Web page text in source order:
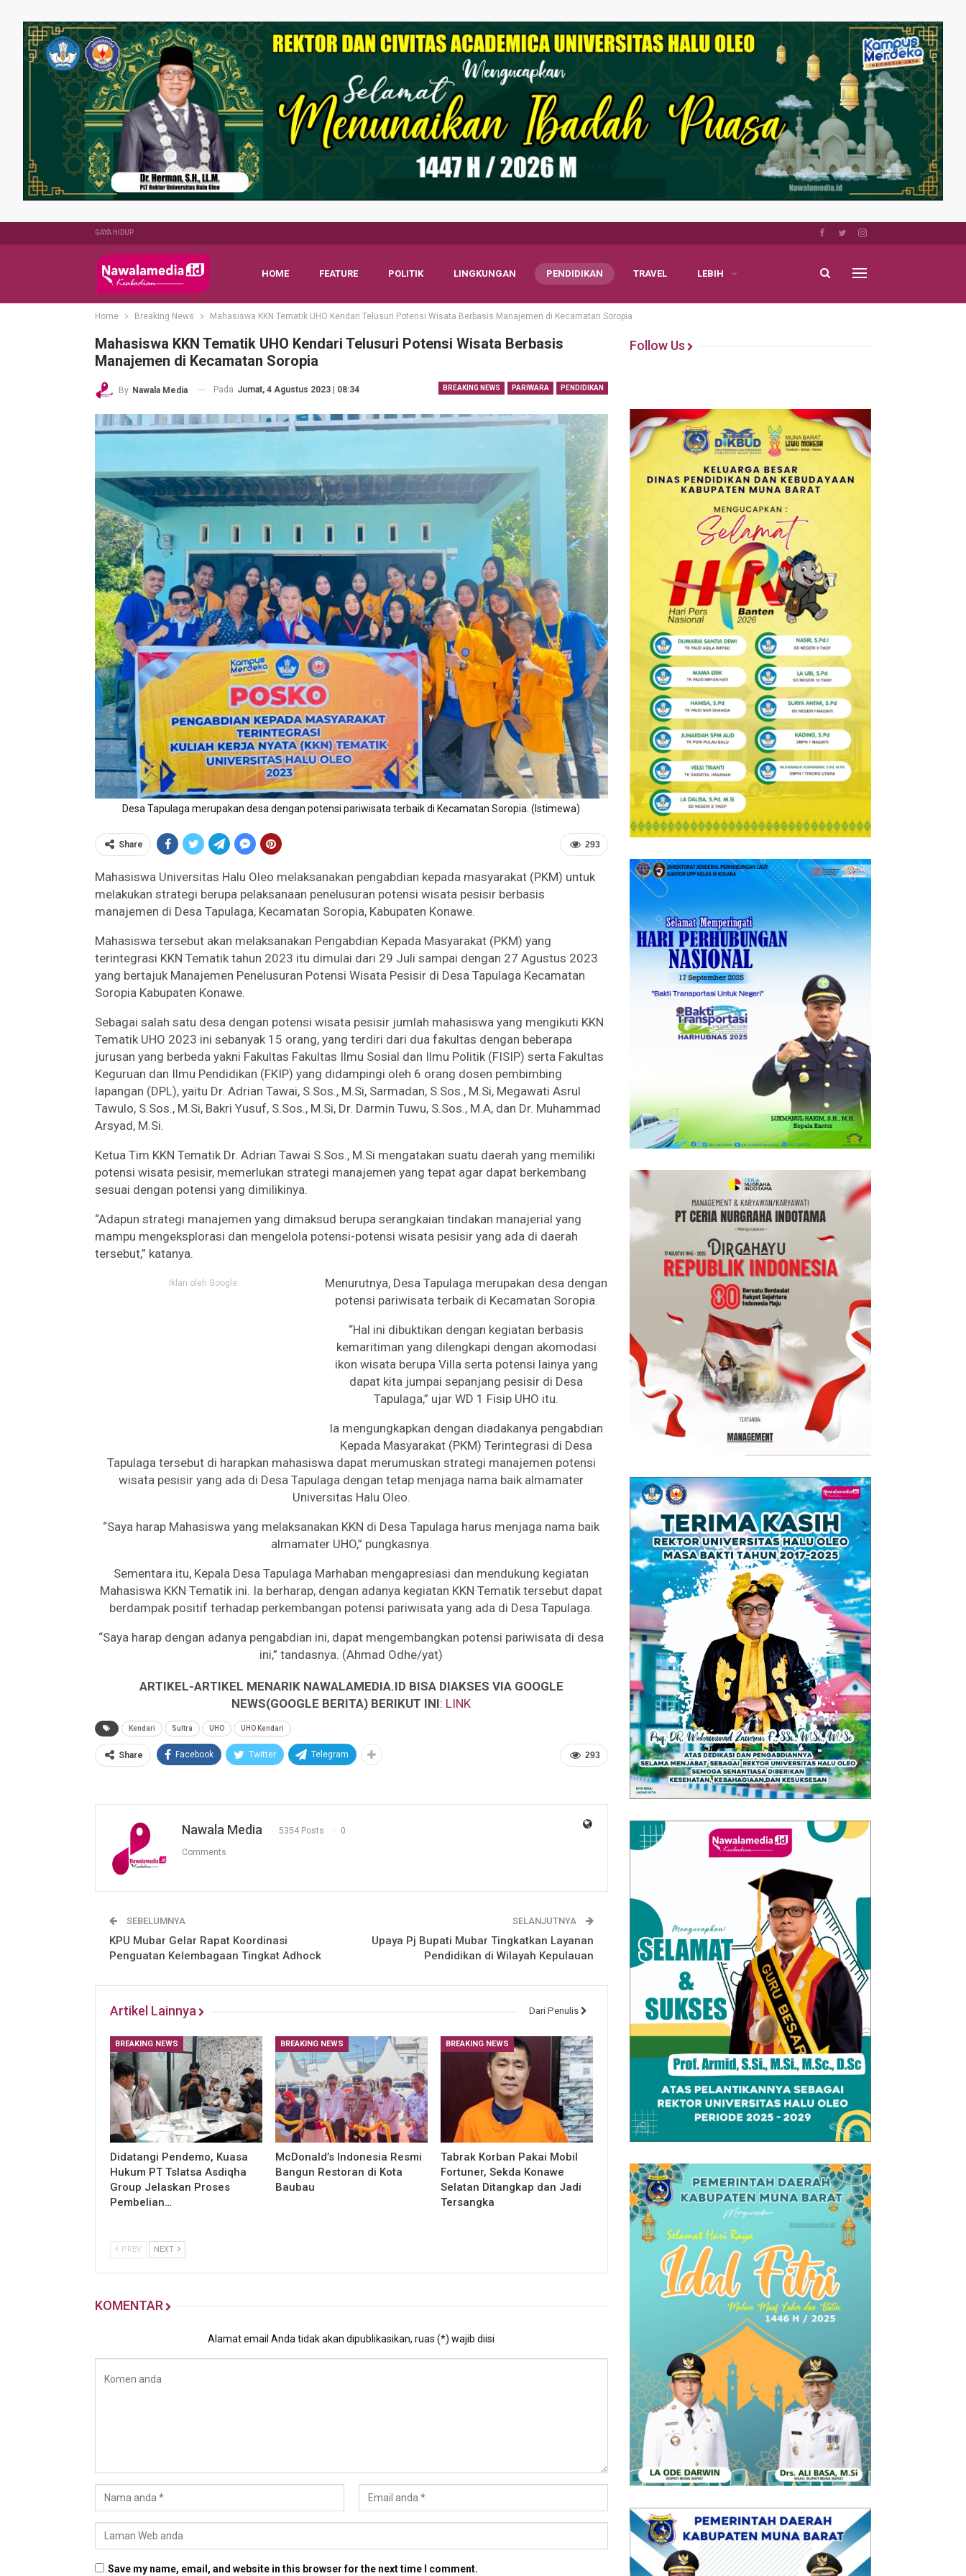
GAYA HIDUP
HOME FEATURE POLITIK LINGKUNGAN PENDIDIKAN TRAVEL LEBIH
Home Breaking News Mahasiswa KKN Tematik UHO Kendari Telusuri Potensi Wisata Berbasis Manajemen di Kecamatan Soropia
Mahasiswa KKN Tematik UHO Kendari Telusuri Potensi Wisata Berbasis
Manajemen di Kecamatan Soropia
BREAKING NEWS PARIWARA PENDIDIKAN
By Nawala Media Pada Jumat, 4 Agustus 2023 | 08:34
Desa Tapulaga merupakan desa dengan potensi pariwisata terbaik di Kecamatan Soropia. (Istimewa)
293
Share
Mahasiswa Universitas Halu Oleo melaksanakan pengabdian kepada masyarakat (PKM) untuk
melakukan strategi berupa pelaksanaan penelusuran potensi wisata pesisir berbasis
manajemen di Desa Tapulaga, Kecamatan Soropia, Kabupaten Konawe.
Mahasiswa tersebut akan melaksanakan Pengabdian Kepada Masyarakat (PKM) yang
terintegrasi KKN Tematik tahun 2023 itu dimulai dari 29 Juli sampai dengan 27 Agustus 2023
yang bertajuk Manajemen Penelusuran Potensi Wisata Pesisir di Desa Tapulaga Kecamatan
Soropia Kabupaten Konawe.
Sebagai salah satu desa dengan potensi wisata pesisir jumlah mahasiswa yang mengikuti KKN
Tematik UHO 2023 ini sebanyak 15 orang, yang terdiri dari dua fakultas dengan beberapa
jurusan yang berbeda yakni Fakultas Fakultas Ilmu Sosial dan Ilmu Politik (FISIP) serta Fakultas
Keguruan dan Ilmu Pendidikan (FKIP) yang didampingi oleh 6 orang dosen pembimbing
lapangan (DPL), yaitu Dr. Adrian Tawai, S.Sos., M.Si, Sarmadan, S.Sos., M.Si, Megawati Asrul
Tawulo, S.Sos., M.Si, Bakri Yusuf, S.Sos., M.Si, Dr. Darmin Tuwu, S.Sos., M.A, dan Dr. Muhammad
Arsyad, M.Si.
Ketua Tim KKN Tematik Dr. Adrian Tawai S.Sos., M.Si mengatakan suatu daerah yang memiliki
potensi wisata pesisir, memerlukan strategi manajemen yang tepat agar dapat berkembang
sesuai dengan potensi yang dimilikinya.
“Adapun strategi manajemen yang dimaksud berupa serangkaian tindakan manajerial yang
mampu mengeksplorasi dan mengelola potensi-potensi wisata pesisir yang ada di daerah
tersebut,” katanya.
Iklan oleh Google
Menurutnya, Desa Tapulaga merupakan desa dengan
potensi pariwisata terbaik di Kecamatan Soropia.
“Hal ini dibuktikan dengan kegiatan berbasis
kemaritiman yang dilengkapi dengan akomodasi
ikon wisata berupa Villa serta potensi lainya yang
dapat kita jumpai sepanjang pesisir di Desa
Tapulaga,” ujar WD 1 Fisip UHO itu.
Ia mengungkapkan dengan diadakanya pengabdian
Kepada Masyarakat (PKM) Terintegrasi di Desa
Tapulaga tersebut di harapkan mahasiswa dapat merumuskan strategi manajemen potensi
wisata pesisir yang ada di Desa Tapulaga dengan tetap menjaga nama baik almamater
Universitas Halu Oleo.
“Saya harap Mahasiswa yang melaksanakan KKN di Desa Tapulaga harus menjaga nama baik
almamater UHO,” pungkasnya.
Sementara itu, Kepala Desa Tapulaga Marhaban mengapresiasi dan mendukung kegiatan
Mahasiswa KKN Tematik ini. Ia berharap, dengan adanya kegiatan KKN Tematik tersebut dapat
berdampak positif terhadap perkembangan potensi pariwisata yang ada di Desa Tapulaga.
“Saya harap dengan adanya pengabdian ini, dapat mengembangkan potensi pariwisata di desa
ini,” tandasnya. (Ahmad Odhe/yat)
ARTIKEL-ARTIKEL MENARIK NAWALAMEDIA.ID BISA DIAKSES VIA GOOGLE
NEWS(GOOGLE BERITA) BERIKUT INI: LINK
Kendari Sultra UHO UHO Kendari
293
Share Facebook Twitter Telegram
Nawala Media 5354 Posts 0
Comments
SEBELUMNYA
KPU Mubar Gelar Rapat Koordinasi
Penguatan Kelembagaan Tingkat Adhock
SELANJUTNYA
Upaya Pj Bupati Mubar Tingkatkan Layanan
Pendidikan di Wilayah Kepulauan
Artikel Lainnya Dari Penulis
BREAKING NEWS
Didatangi Pendemo, Kuasa
Hukum PT Tslatsa Asdiqha
Group Jelaskan Proses
Pembelian…
BREAKING NEWS
McDonald’s Indonesia Resmi
Bangun Restoran di Kota
Baubau
BREAKING NEWS
Tabrak Korban Pakai Mobil
Fortuner, Sekda Konawe
Selatan Ditangkap dan Jadi
Tersangka
PREV NEXT
KOMENTAR
Alamat email Anda tidak akan dipublikasikan, ruas (*) wajib diisi
Save my name, email, and website in this browser for the next time I comment.
Follow Us